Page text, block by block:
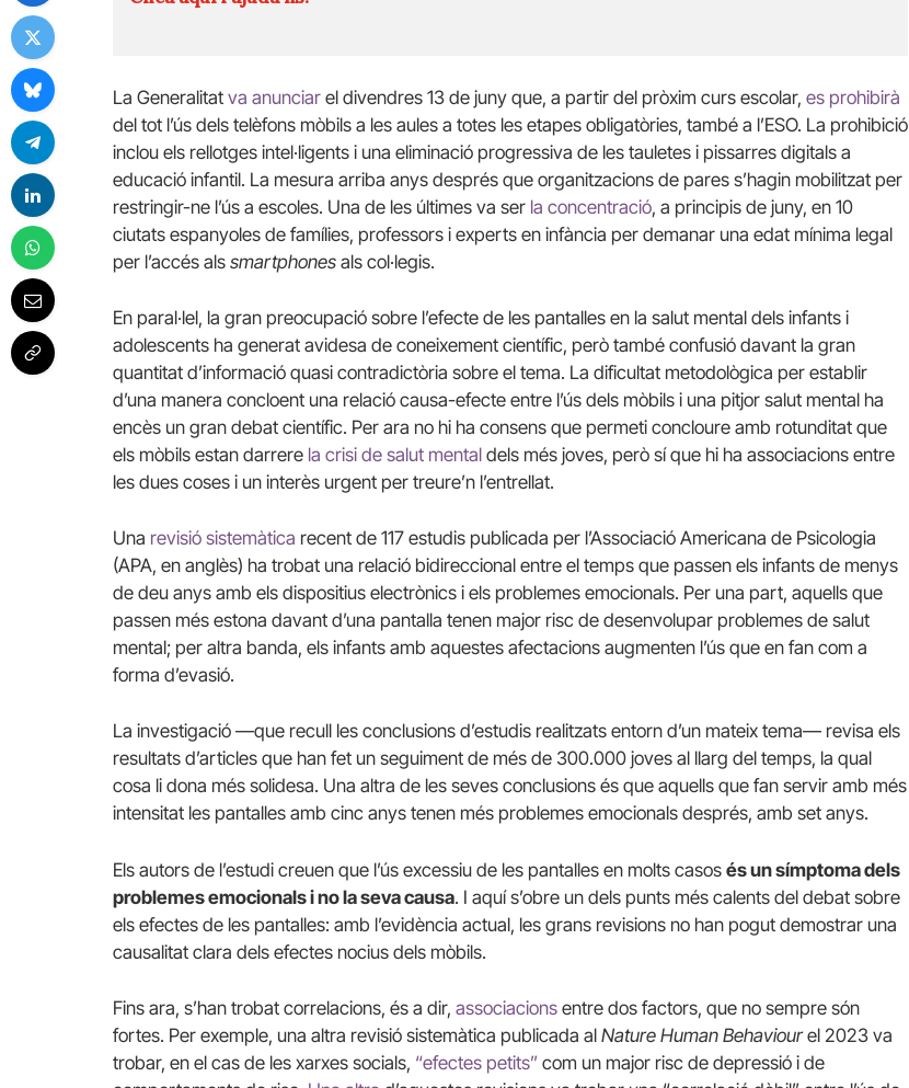
La Generalitat va anunciar el divendres 13 de juny que, a partir del pròxim curs escolar, es prohibirà
del tot l’ús dels telèfons mòbils a les aules a totes les etapes obligatòries, també a l’ESO. La prohibició
inclou els rellotges intel·ligents i una eliminació progressiva de les tauletes i pissarres digitals a
educació infantil. La mesura arriba anys després que organitzacions de pares s’hagin mobilitzat per
restringir-ne l’ús a escoles. Una de les últimes va ser la concentració, a principis de juny, en 10
ciutats espanyoles de famílies, professors i experts en infància per demanar una edat mínima legal
per l’accés als smartphones als col·legis.
En paral·lel, la gran preocupació sobre l’efecte de les pantalles en la salut mental dels infants i
adolescents ha generat avidesa de coneixement científic, però també confusió davant la gran
quantitat d’informació quasi contradictòria sobre el tema. La dificultat metodològica per establir
d’una manera concloent una relació causa-efecte entre l’ús dels mòbils i una pitjor salut mental ha
encès un gran debat científic. Per ara no hi ha consens que permeti concloure amb rotunditat que
els mòbils estan darrere la crisi de salut mental dels més joves, però sí que hi ha associacions entre
les dues coses i un interès urgent per treure’n l’entrellat.
Una revisió sistemàtica recent de 117 estudis publicada per l’Associació Americana de Psicologia
(APA, en anglès) ha trobat una relació bidireccional entre el temps que passen els infants de menys
de deu anys amb els dispositius electrònics i els problemes emocionals. Per una part, aquells que
passen més estona davant d’una pantalla tenen major risc de desenvolupar problemes de salut
mental; per altra banda, els infants amb aquestes afectacions augmenten l’ús que en fan com a
forma d’evasió.
La investigació —que recull les conclusions d’estudis realitzats entorn d’un mateix tema— revisa els
resultats d’articles que han fet un seguiment de més de 300.000 joves al llarg del temps, la qual
cosa li dona més solidesa. Una altra de les seves conclusions és que aquells que fan servir amb més
intensitat les pantalles amb cinc anys tenen més problemes emocionals després, amb set anys.
Els autors de l’estudi creuen que l’ús excessiu de les pantalles en molts casos és un símptoma dels
problemes emocionals i no la seva causa. I aquí s’obre un dels punts més calents del debat sobre
els efectes de les pantalles: amb l’evidència actual, les grans revisions no han pogut demostrar una
causalitat clara dels efectes nocius dels mòbils.
Fins ara, s’han trobat correlacions, és a dir, associacions entre dos factors, que no sempre són
fortes. Per exemple, una altra revisió sistemàtica publicada al Nature Human Behaviourel 2023 va
trobar, en el cas de les xarxes socials, “efectes petits” com un major risc de depressió i de